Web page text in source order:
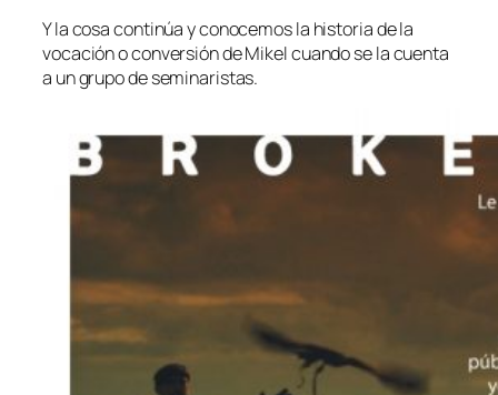
Y la cosa continúa y conocemos la historia de la
vocación o conversión de Mikel cuando se la cuenta
a un grupo de seminaristas.